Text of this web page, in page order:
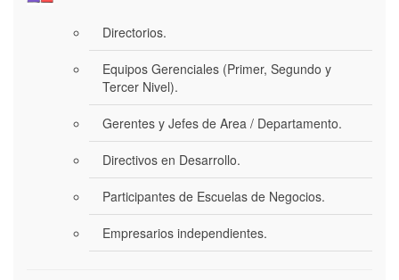
Directorios.
Equipos Gerenciales (Primer, Segundo y
Tercer Nivel).
Gerentes y Jefes de Area / Departamento.
Directivos en Desarrollo.
Participantes de Escuelas de Negocios.
Empresarios independientes.